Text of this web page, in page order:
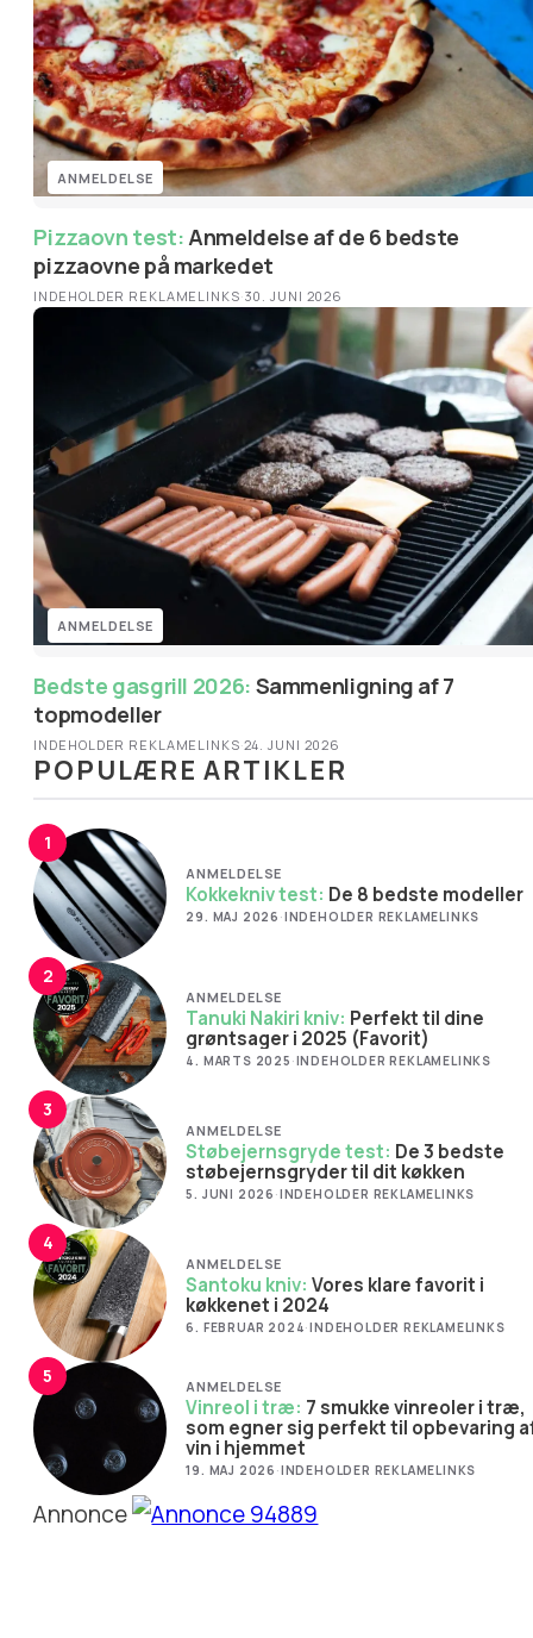
ANMELDELSE
Pizzaovn test:Anmeldelse af de 6 bedste
pizzaovne på markedet
INDEHOLDER REKLAMELINKS·30. JUNI 2026
ANMELDELSE
Bedste gasgrill 2026:
topmodeller
INDEHOLDER REKLAMELINKS·24. JUNI 2026
POPULÆRE ARTIKLER
1
ANMELDELSE
Kokkekniv test: De 8 bedste modeller
29. MAJ 2026 ·INDEHOLDER REKLAMELINKS
2
ANMELDELSE
Tanuki Nakiri kniv:
grøntsager i 2025 (Favorit)
4. MARTS 2025 ·INDEHOLDER REKLAMELINKS
3
ANMELDELSE
Støbejernsgryde test:
støbejernsgryder til dit køkken
5. JUNI 2026 ·INDEHOLDER REKLAMELINKS
4
ANMELDELSE
Santoku kniv: Vores klare favorit i
køkkenet i 2024
6. FEBRUAR 2024·INDEHOLDER REKLAMELINKS
5 ANMELDELSE
Vinreol i træ:
som egner sig perfekt til opbevaring
vin i hjemmet
19. MAJ 2026 ·INDEHOLDER REKLAMELINKS
Annonce